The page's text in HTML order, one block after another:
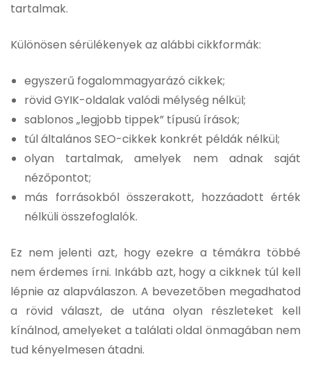
tartalmak.
Különösen sérülékenyek az alábbi cikkformák:
egyszerű fogalommagyarázó cikkek;
rövid GYIK-oldalak valódi mélység nélkül;
sablonos „legjobb tippek” típusú írások;
túl általános SEO-cikkek konkrét példák nélkül;
olyan tartalmak, amelyek nem adnak saját
nézőpontot;
más forrásokból összerakott, hozzáadott érték
nélküli összefoglalók.
Ez nem jelenti azt, hogy ezekre a témákra többé
nem érdemes írni. Inkább azt, hogy a cikknek túl kell
lépnie az alapválaszon. A bevezetőben megadhatod
a rövid választ, de utána olyan részleteket kell
kínálnod, amelyeket a találati oldal önmagában nem
tud kényelmesen átadni.